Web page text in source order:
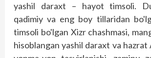
yashil daraxt – hayot timsoli.
qadimiy va eng boy tillaridan
timsoli bo'lgan Xizr chashmasi,
hisoblangan yashil daraxt va